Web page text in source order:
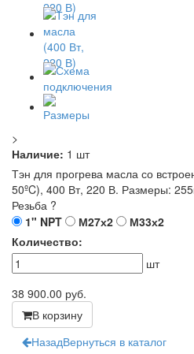
>
Наличие: 1 шт
Тэн для прогрева масла со
50ºC), 400 Вт, 220 В. Размеры:
Резьба ?
1" NPT
М27х2
М33х2
Количество:
шт
38 900.00 руб.
В корзину
НазадВернуться в каталог